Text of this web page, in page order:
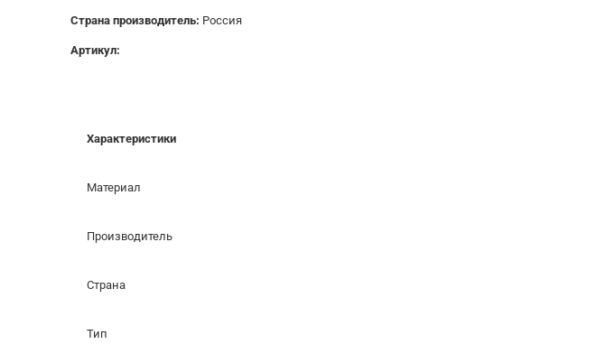
Страна производитель: Россия
Артикул:
Характеристики
Материал
Производитель
Страна
Тип